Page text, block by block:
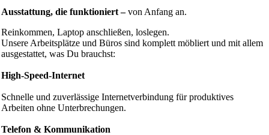
Ausstattung, die funktioniert –von Anfang an.
Reinkommen, Laptop anschließen, loslegen.
Unsere Arbeitsplätze und Büros sind komplett möbliert und mit allem
ausgestattet, was Du brauchst:
High-Speed-Internet
Schnelle und zuverlässige Internetverbindung für produktives
Arbeiten ohne Unterbrechungen.
Telefon & Kommunikation